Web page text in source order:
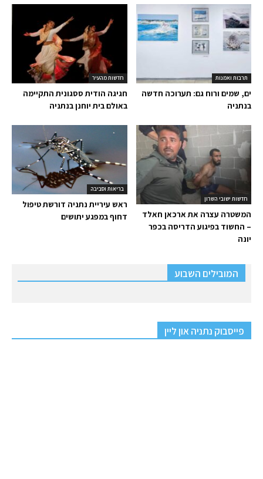
חדשות מהעיר
חגיגה הודית ססגונית התקיימה
באולם בית יוחנן בנתניה
תרבות ואמנות
ים, שמים ורוח גם: תערוכה חדשה
בנתניה
בריאות וסביבה
ראש עיריית נתניה דורשת טיפול
דחוף במפגע יתושים
חדשות ישובי השרון
המשטרה עצרה את ארכאן חאלד
– החשוד בפיגוע הדריסה בכפר
יונה
המובילים השבוע
פייסבוק נתניה און ליין